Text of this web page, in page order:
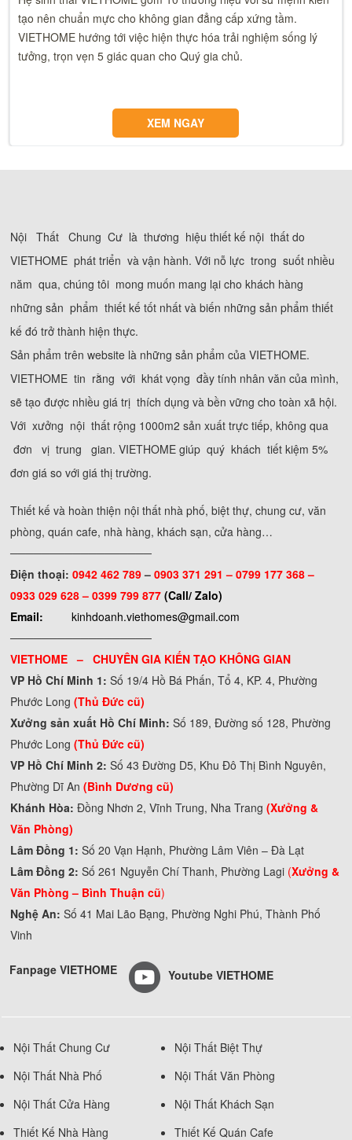
tạo nên chuẩn mực cho không gian đẳng cấp xứng tầm.
VIETHOME hướng tới việc hiện thực hóa trải nghiệm sống lý
tưởng, trọn vẹn 5 giác quan cho Quý gia chủ.
XEM NGAY
Nội Thất Chung Cư là thương hiệu thiết kế nội thất do
VIETHOME phát triển và vận hành. Với nỗ lực trong suốt nhiều
năm qua, chúng tôi mong muốn mang lại cho khách hàng
những sản phẩm thiết kế tốt nhất và biến những sản phẩm thiết
kế đó trở thành hiện thực.
Sản phẩm trên website là những sản phẩm của VIETHOME.
VIETHOME tin rằng với khát vọng đầy tính nhân văn của mình,
sẽ tạo được nhiều giá trị thích dụng và bền vững cho toàn xã hội.
Với xưởng nội thất rộng 1000m2 sản xuất trực tiếp, không qua
đơn vị trung gian. VIETHOME giúp quý khách tiết kiệm 5%
đơn giá so với giá thị trường.
Thiết kế và hoàn thiện nội thất nhà phố, biệt thự, chung cư, văn
phòng, quán cafe, nhà hàng, khách sạn, cửa hàng…
──────────────────
Điện thoại:0942 462 789–0903 371 291 –0799 177 368 –
0933 029 628 – 0399 799 877(Call/ Zalo)
Email:
kinhdoanh.viethomes@gmail.com
──────────────────
VIETHOME – CHUYÊN GIA KIẾN TẠO KHÔNG GIAN
VP Hồ Chí Minh 1: Số 19/4 Hồ Bá Phấn, Tổ 4, KP. 4, Phường
Phước Long(Thủ Đức cũ)
Xưởng sản xuất Hồ Chí Minh: Số 189, Đường số 128, Phường
Phước Long(Thủ Đức cũ)
VP Hồ Chí Minh 2: Số 43 Đường D5, Khu Đô Thị Bình Nguyên,
Phường Dĩ An (Bình Dương cũ)
Khánh Hòa:Đồng Nhơn 2, Vĩnh Trung, Nha Trang (Xưởng &
Văn Phòng)
Lâm Đồng 1:Số 20 Vạn Hạnh, Phường Lâm Viên – Đà Lạt
Lâm Đồng 2:Số 261 Nguyễn Chí Thanh, Phường Lagi (Xưởng &
Văn Phòng – Bình Thuận cũ)
Nghệ An: Số 41 Mai Lão Bạng, Phường Nghi Phú, Thành Phố
Vinh
Fanpage VIETHOME Youtube VIETHOME
Nội Thất Chung Cư
Nội Thất Biệt Thự
Nội Thất Nhà Phố
Nội Thất Văn Phòng
Nội Thất Cửa Hàng
Nội Thất Khách Sạn
Thiết Kế Nhà Hàng
Thiết Kế Quán Cafe